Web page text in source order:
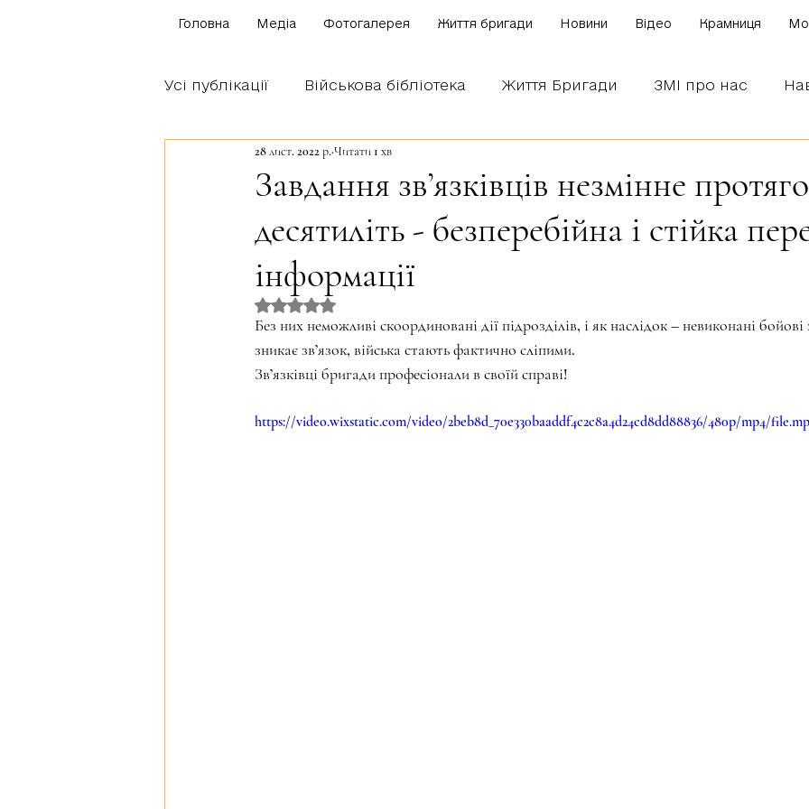
Головна Медіа Фотогалерея Життя бригади Новини Відео Крамниця
Усі публікації Військова бібліотека Життя Бригади ЗМІ про нас
Щоденник бійця Блог наших бійців
Братство Богуна
Завдання зв’язківців незмінне
десятиліть - безперебійна і стійка
інформації
28 лист. 2022 р. Читати 1 хв
Оцінка: NaN з 5 зірок.
Без них неможливі скоординовані дії підрозділів, і як наслідок – невиконані
зникає зв’язок, війська стають фактично сліпими.
Зв’язківці бригади професіонали в своїй справі!
https://video.wixstatic.com/video/2beb8d_70e330baaddf4c2c8a4d24cd8dd88836/480p/mp4/